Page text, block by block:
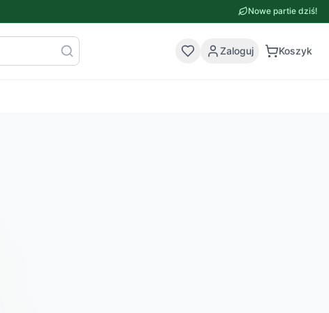
Nowe partie dziś!
Zaloguj Koszyk